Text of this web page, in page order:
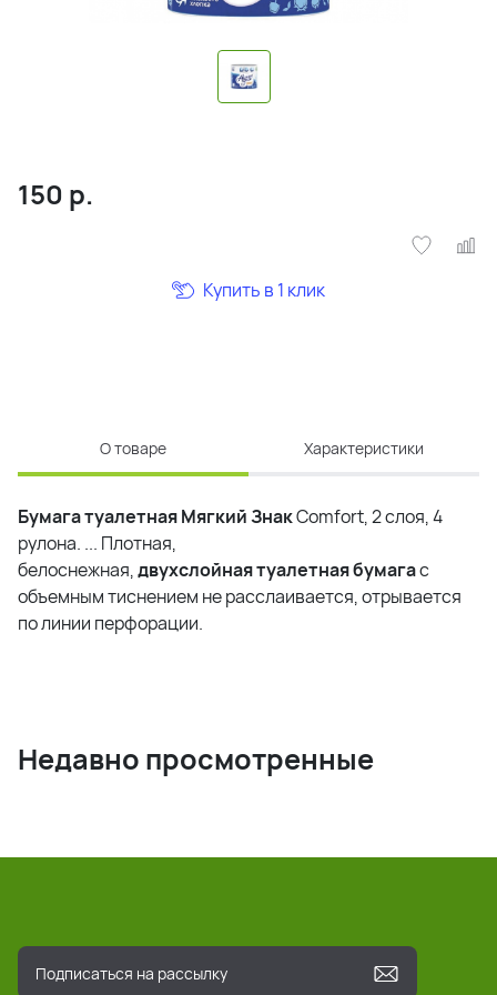
150 р.
Купить в 1 клик
О товаре Характеристики
БумагатуалетнаяМягкийЗнакСomfort, 2 слоя, 4
рулона. ... Плотная,
белоснежная,двухслойнаятуалетнаябумагас
объемным тиснением не расслаивается, отрывается
по линии перфорации.
Недавно просмотренные